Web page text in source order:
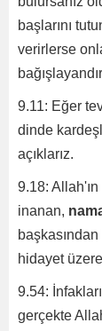
başlarını
verirlerse
9.11: Eğer
dinde
açıklarız.
9.18:
inanan,
hidayet
9.54:
gerçekte